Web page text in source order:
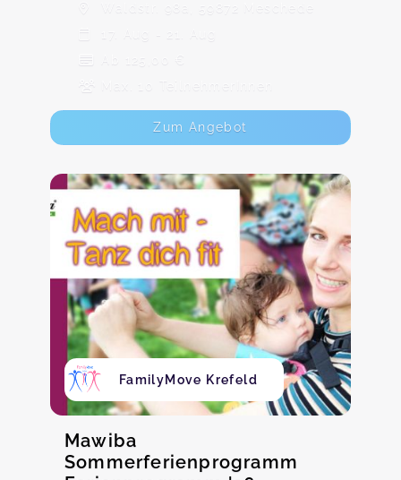
Waldstr. 98a, 59872 Meschede
17. Aug - 21. Aug
Ab 125,00 €
Max. 10 TeilnehmerInnen
Zum Angebot
FamilyMove Krefeld
Mawiba
Sommerferienprogramm